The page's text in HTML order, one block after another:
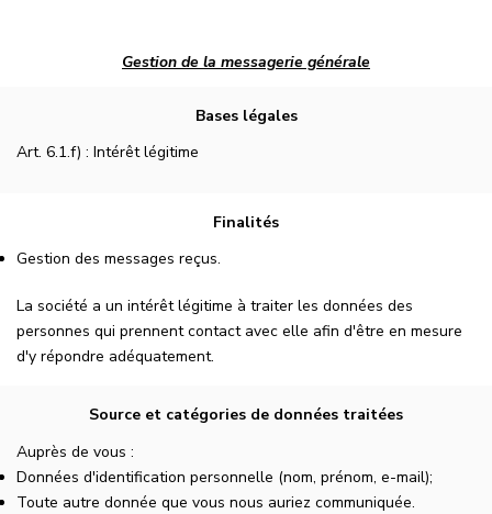
Gestion de la messagerie générale
Bases légales
Art. 6.1.f) : Intérêt légitime
Finalités
Gestion des messages reçus.
La société a un intérêt légitime à traiter les données des
personnes qui prennent contact avec elle afin d'être en mesure
d'y répondre adéquatement.
Source et catégories de données traitées
Auprès de vous :
Données d'identification personnelle (nom, prénom, e-mail);
Toute autre donnée que vous nous auriez communiquée.